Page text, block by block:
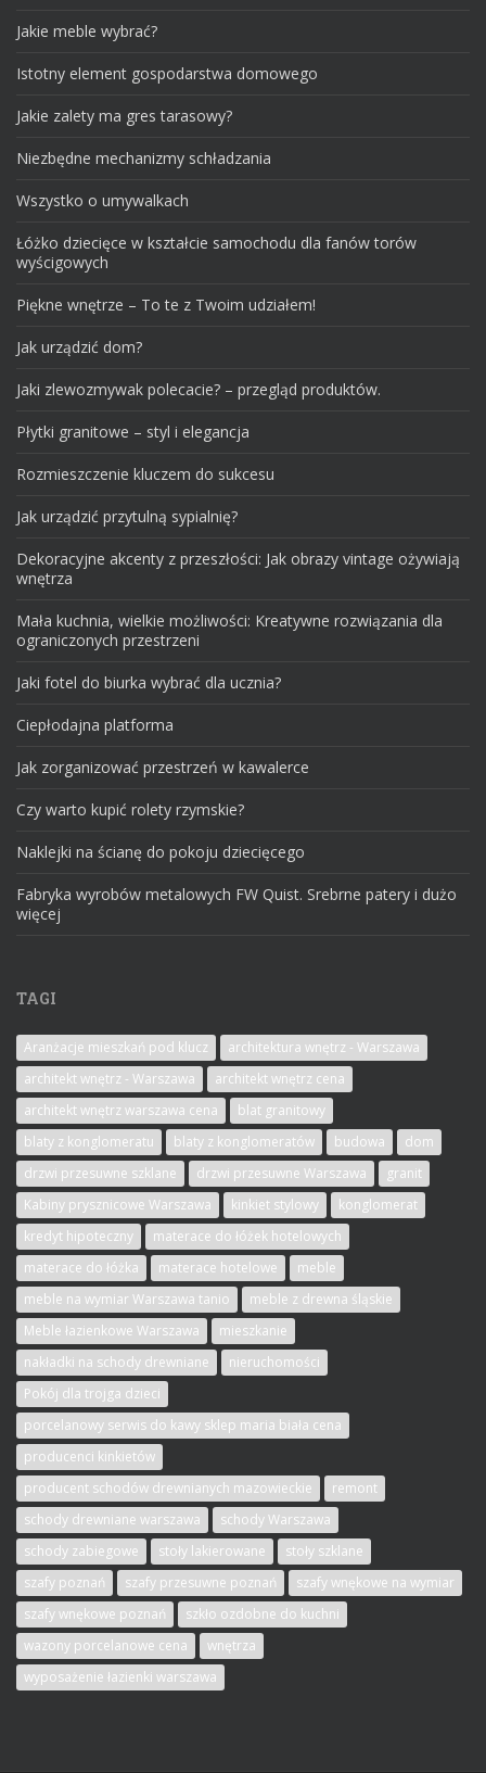
Jakie meble wybrać?
Istotny element gospodarstwa domowego
Jakie zalety ma gres tarasowy?
Niezbędne mechanizmy schładzania
Wszystko o umywalkach
Łóżko dziecięce w kształcie samochodu dla fanów torów
wyścigowych
Piękne wnętrze – To te z Twoim udziałem!
Jak urządzić dom?
Jaki zlewozmywak polecacie? – przegląd produktów.
Płytki granitowe – styl i elegancja
Rozmieszczenie kluczem do sukcesu
Jak urządzić przytulną sypialnię?
Dekoracyjne akcenty z przeszłości: Jak obrazy vintage ożywiają
wnętrza
Mała kuchnia, wielkie możliwości: Kreatywne rozwiązania dla
ograniczonych przestrzeni
Jaki fotel do biurka wybrać dla ucznia?
Ciepłodajna platforma
Jak zorganizować przestrzeń w kawalerce
Czy warto kupić rolety rzymskie?
Naklejki na ścianę do pokoju dziecięcego
Fabryka wyrobów metalowych FW Quist. Srebrne patery i dużo
więcej
TAGI
Aranżacje mieszkań pod klucz
architektura wnętrz - Warszawa
architekt wnętrz - Warszawa
architekt wnętrz cena
architekt wnętrz warszawa cena
blat granitowy
blaty z konglomeratu
blaty z konglomeratów budowa
dom
drzwi przesuwne szklane
drzwi przesuwne Warszawa
granit
Kabiny prysznicowe Warszawa
kinkiet stylowy
konglomerat
kredyt hipoteczny
materace do łóżek hotelowych
materace do łóżka
materace hotelowe
meble
meble na wymiar Warszawa tanio
meble z drewna śląskie
Meble łazienkowe Warszawa
mieszkanie
nakładki na schody drewniane
nieruchomości
Pokój dla trojga dzieci
porcelanowy serwis do kawy sklep maria biała cena
producenci kinkietów
producent schodów drewnianych mazowieckie
remont
schody drewniane warszawa
schody Warszawa
schody zabiegowe
stoły lakierowane
stoły szklane
szafy poznań
szafy przesuwne poznań
szafy wnękowe na wymiar
szafy wnękowe poznań
szkło ozdobne do kuchni
wazony porcelanowe cena
wnętrza
wyposażenie łazienki warszawa